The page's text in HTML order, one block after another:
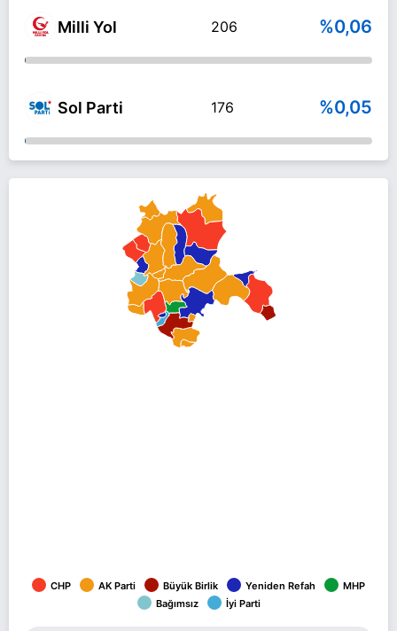
Milli Yol 206 %0,06
Sol Parti 176 %0,05
CHP AK Parti Büyük Birlik Yeniden Refah
MHP
Bağımsız
İyi Parti